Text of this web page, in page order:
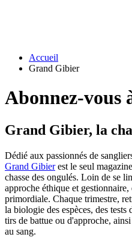
Accueil
Grand Gibier
Abonnez-vous
Grand Gibier, la
Dédié aux passionnés de
Grand Gibierest le seul
chasse des ongulés. Loin de se
approche éthique et
primordiale. Chaque trimestre,
la biologie des espèces, des
tirs de battue ou d'approche,
au sang.